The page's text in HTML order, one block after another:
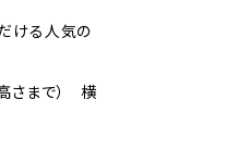
ける人気の
高さまで） 横